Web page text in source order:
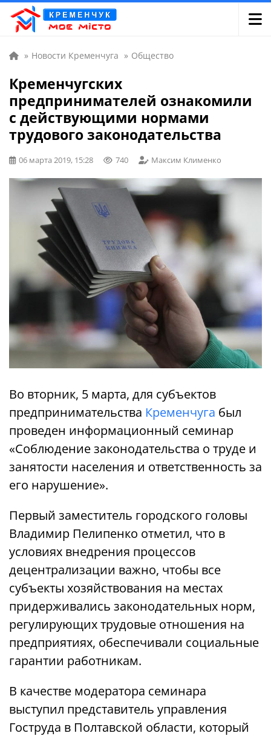
» Новости Кременчуга » Общество
Кременчугских
предпринимателей ознакомили
с действующими нормами
трудового законодательства
06 марта 2019, 15:28 740 Максим Клименко
Во вторник, 5 марта, для субъектов
предпринимательства Кременчуга был
проведен информационный семинар
«Соблюдение законодательства о труде и
занятости населения и ответственность за
его нарушение».
Первый заместитель городского головы
Владимир Пелипенко отметил, что в
условиях внедрения процессов
децентрализации важно, чтобы все
субъекты хозяйствования на местах
придерживались законодательных норм,
регулирующих трудовые отношения на
предприятиях, обеспечивали социальные
гарантии работникам.
В качестве модератора семинара
выступил представитель управления
Гоструда в Полтавской области, который